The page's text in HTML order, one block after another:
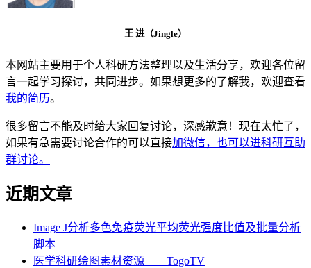
王 进（Jingle）
本网站主要用于个人科研方法整理以及生活分享，欢迎各位留
言一起学习探讨，共同进步。如果想更多的了解我，欢迎查看
我的简历。
很多留言不能及时给大家回复讨论，深感歉意！现在太忙了，
如果有急需要讨论合作的可以直接加微信，也可以进科研互助
群讨论。
近期文章
Image J分析多色免疫荧光平均荧光强度比值及批量分析
脚本
医学科研绘图素材资源——TogoTV